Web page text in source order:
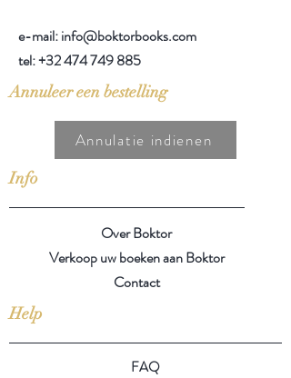
e-mail: info@boktorbooks.com
tel:+32 474 749 885
Annuleer een bestelling
Annulatie indienen
Info
Over Boktor
Verkoop uw boeken aan Boktor
Contact
Help
FAQ